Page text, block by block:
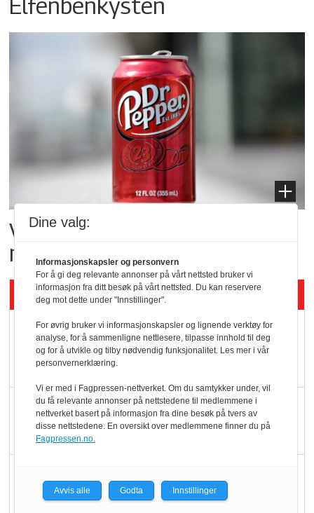
Vil vokse i brusmarkedet
med Dr Pepper
Siste artikler - KBS
Mat er viktigere enn
pris når elbilister
velger ladestopp
Ti bensinstasjoner
legger ned hver måned
Potetball, kylling og 98
oktan
Dine valg:
Informasjonskapsler og personvern
For å gi deg relevante annonser på vårt nettsted bruker vi
informasjon fra ditt besøk på vårt nettsted. Du kan reservere
deg mot dette under "Innstillinger".
For øvrig bruker vi informasjonskapsler og lignende verktøy for
analyse, for å sammenligne nettlesere, tilpasse innhold til deg
og for å utvikle og tilby nødvendig funksjonalitet. Les mer i vår
personvernerklæring.
Vi er med i Fagpressen-nettverket. Om du samtykker under, vil
du få relevante annonser på nettstedene til medlemmene i
nettverket basert på informasjon fra dine besøk på tvers av
disse nettstedene. En oversikt over medlemmene finner du på
Fagpressen.no.
Avvis alle Godta Innstillinger